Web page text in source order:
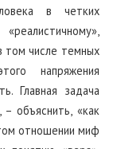
в четких
том числе темных
напряжения
Главная задача
объяснить, «как
отношении миф